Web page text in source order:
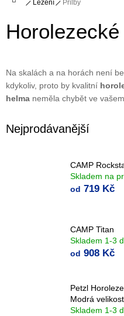
Domů
Lezení Přilby
Na skalách a na horách není
kdykoliv, proto by kvalitní
helma neměla chybět ve
Nejprodávanější
CAMP
Skladem na
od 719 Kč
CAMP Titan
Skladem 1-3
od 908 Kč
Petzl
Modrá
Skladem 1-3